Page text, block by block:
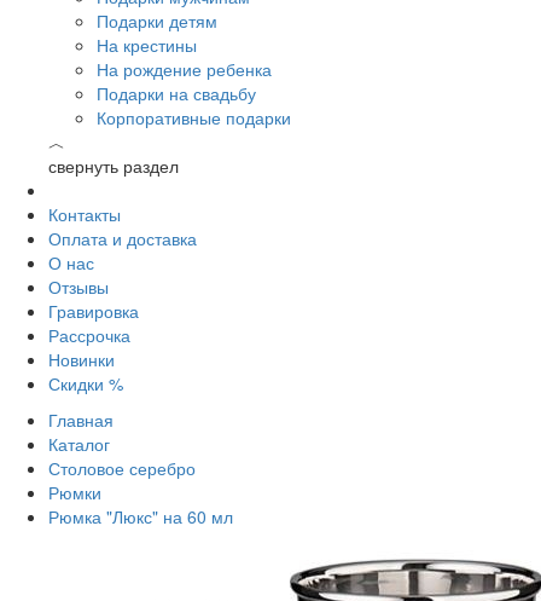
Подарки детям
На крестины
На рождение ребенка
Подарки на свадьбу
Корпоративные подарки
︿
свернуть раздел
Контакты
Оплата и доставка
О нас
Отзывы
Гравировка
Рассрочка
Новинки
Скидки %
Главная
Каталог
Столовое серебро
Рюмки
Рюмка "Люкс" на 60 мл